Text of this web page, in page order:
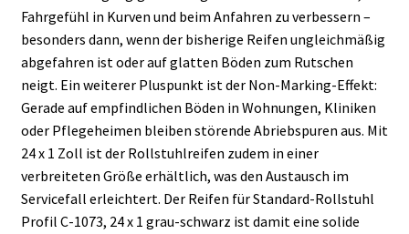
Fahrgefühl in Kurven und beim Anfahren zu verbessern –
besonders dann, wenn der bisherige Reifen ungleichmäßig
abgefahren ist oder auf glatten Böden zum Rutschen
neigt. Ein weiterer Pluspunkt ist der Non-Marking-Effekt:
Gerade auf empfindlichen Böden in Wohnungen, Kliniken
oder Pflegeheimen bleiben störende Abriebspuren aus. Mit
24 x 1 Zoll ist der Rollstuhlreifen zudem in einer
verbreiteten Größe erhältlich, was den Austausch im
Servicefall erleichtert. Der Reifen für Standard-Rollstuhl
Profil C-1073, 24 x 1 grau-schwarz ist damit eine solide